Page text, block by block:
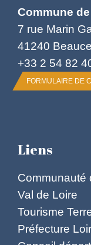
Commune
7 rue Marin
41240
+33 2 54 82
FORMULAIRE DE
Liens
Communauté
Val de Loire
Tourisme
Préfecture